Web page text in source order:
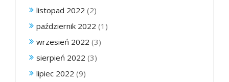
listopad 2022 (2)
październik 2022 (1)
wrzesień 2022 (3)
sierpień 2022 (3)
lipiec 2022 (9)